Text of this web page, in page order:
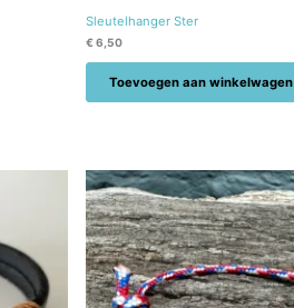
Sleutelhanger Ster
€ 6,50
Toevoegen aan winkelwagen